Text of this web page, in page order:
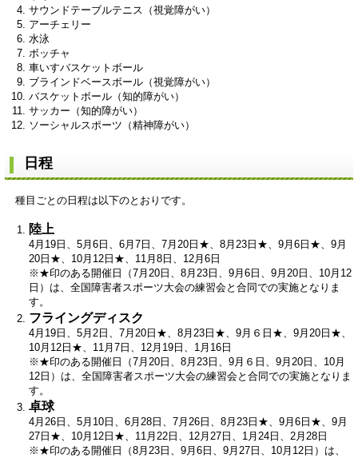
サウンドテーブルテニス（視覚障がい）
アーチェリー
水泳
ボッチャ
車いすバスケットボール
ブラインドベースボール（視覚障がい）
バスケットボール（知的障がい）
サッカー（知的障がい）
ソーシャルスポーツ（精神障がい）
日程
種目ごとの日程は以下のとおりです。
陸上
4月19日、5月6日、6月7日、7月20日★、8月23日★、9月6日★、9月
20日★、10月12日★、11月8日、12月6日
※★印のある開催日（7月20日、8月23日、9月6日、9月20日、10月12
日）は、全国障害者スポーツ大会の練習会と合同での実施となりま
す。
フライングディスク
4月19日、5月2日、7月20日★、8月23日★、9月６日★、9月20日★、
10月12日★、11月7日、12月19日、1月16日
※★印のある開催日（7月20日、8月23日、9月６日、9月20日、10月
12日）は、全国障害者スポーツ大会の練習会と合同での実施となりま
す。
卓球
4月26日、5月10日、6月28日、7月26日、8月23日★、9月6日★、9月
27日★、10月12日★、11月22日、12月27日、1月24日、2月28日
※★印のある開催日（8月23日、9月6日、9月27日、10月12日）は、